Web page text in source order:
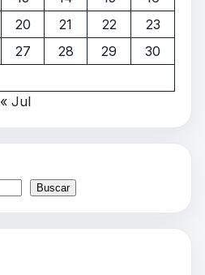
20 21 22
23
27 28 29
30
« Jul
Buscar